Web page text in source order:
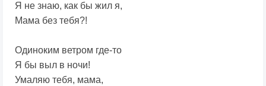
Я не знаю, как бы жил я,
Мама без тебя?!
Одиноким ветром где-то
Я бы выл в ночи!
Умаляю тебя, мама,